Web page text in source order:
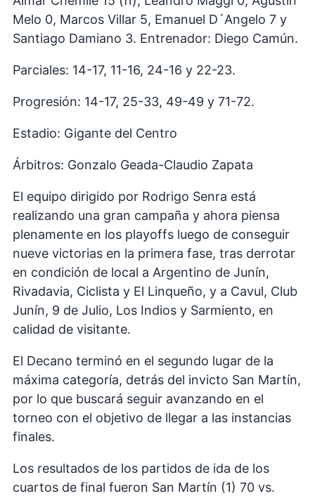
Melo 0, Marcos Villar 5, Emanuel D´Angelo 7 y
Santiago Damiano 3. Entrenador: Diego Camún.
Parciales: 14-17, 11-16, 24-16 y 22-23.
Progresión: 14-17, 25-33, 49-49 y 71-72.
Estadio: Gigante del Centro
Árbitros: Gonzalo Geada-Claudio Zapata
El equipo dirigido por Rodrigo Senra está
realizando una gran campaña y ahora piensa
plenamente en los playoffs luego de conseguir
nueve victorias en la primera fase, tras derrotar
en condición de local a Argentino de Junín,
Rivadavia, Ciclista y El Linqueño, y a Cavul, Club
Junín, 9 de Julio, Los Indios y Sarmiento, en
calidad de visitante.
El Decano terminó en el segundo lugar de la
máxima categoría, detrás del invicto San Martín,
por lo que buscará seguir avanzando en el
torneo con el objetivo de llegar a las instancias
finales.
Los resultados de los partidos de ida de los
cuartos de final fueron San Martín (1) 70 vs.